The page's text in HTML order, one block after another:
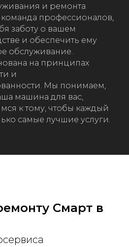
и ремонта
профессионалов,
заботу о вашем
и обеспечить ему
обслуживание.
на принципах
и
Мы понимаем,
машина для вас,
к тому, чтобы каждый
самые лучшие услуги.
Смарт в